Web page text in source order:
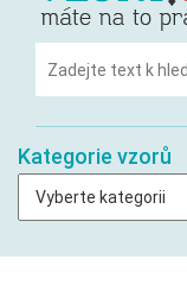
Kategorie vzorů